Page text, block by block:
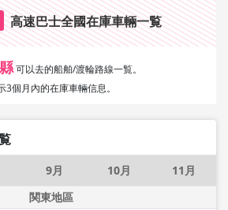
高速巴士全國在庫車輛一覧
可以去的船舶/渡輪路線一覧。
3個月內的在庫車輛信息。
9月 10月
11月
関東地區